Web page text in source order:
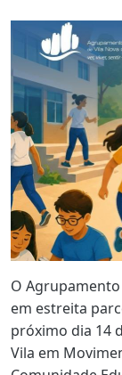
O Agrupamento
em estreita
próximo dia 14
Vila em